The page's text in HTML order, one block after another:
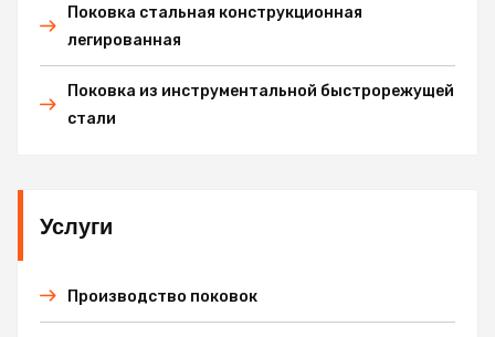
Поковка стальная конструкционная
легированная
Поковка из инструментальной быстрорежущей
стали
Услуги
Производство поковок